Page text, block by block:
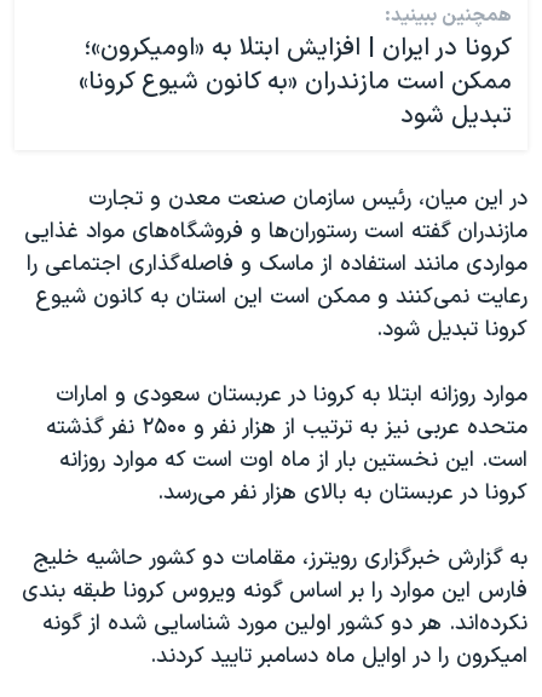
همچنین ببینید:
کرونا در ایران | افزایش ابتلا به «اومیکرون»؛
ممکن است مازندران «به کانون شیوع کرونا»
تبدیل شود
در این میان، رئیس سازمان صنعت معدن و تجارت
مازندران گفته است رستوران‌ها و فروشگاه‌های مواد غذایی
مواردی مانند استفاده از ماسک و فاصله‌گذاری اجتماعی را
رعایت نمی‌کنند و ممکن است این استان به کانون شیوع
کرونا تبدیل شود.
موارد روزانه ابتلا به کرونا در عربستان سعودی و امارات
متحده عربی نیز به ترتیب از هزار نفر و ۲۵۰۰ نفر گذشته
است. این نخستین بار از ماه اوت است که موارد روزانه
کرونا در عربستان به بالای هزار نفر می‌رسد.
به گزارش خبرگزاری رویترز، مقامات دو کشور حاشیه خلیج
فارس این موارد را بر اساس گونه ویروس کرونا طبقه بندی
نکرده‌اند. هر دو کشور اولین مورد شناسایی شده از گونه
امیکرون را در اوایل ماه دسامبر تایید کردند.